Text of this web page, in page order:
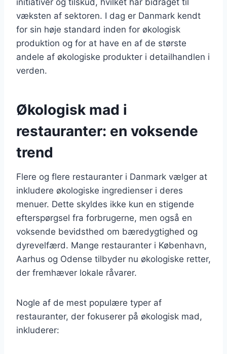
væksten af sektoren. I dag er Danmark kendt
for sin høje standard inden for økologisk
produktion og for at have en af de største
andele af økologiske produkter i detailhandlen i
verden.
Økologisk mad i
restauranter: en voksende
trend
Flere og flere restauranter i Danmark vælger at
inkludere økologiske ingredienser i deres
menuer. Dette skyldes ikke kun en stigende
efterspørgsel fra forbrugerne, men også en
voksende bevidsthed om bæredygtighed og
dyrevelfærd. Mange restauranter i København,
Aarhus og Odense tilbyder nu økologiske retter,
der fremhæver lokale råvarer.
Nogle af de mest populære typer af
restauranter, der fokuserer på økologisk mad,
inkluderer: